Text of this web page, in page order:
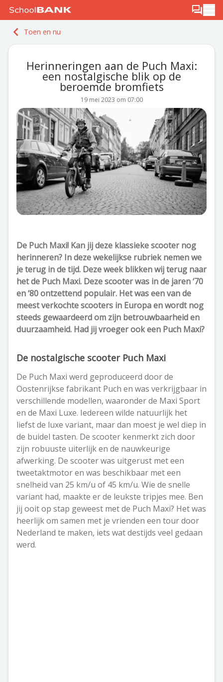
Ga naar de inhoud Berichten
Meld je gratis aan
Toen en nu
Herinneringen aan de Puch Maxi:
een nostalgische blik op de
beroemde bromfiets
19 mei 2023 om 07:00
De Puch Maxi! Kan jij deze klassieke scooter nog
herinneren? In deze wekelijkse rubriek nemen we
je terug in de tijd. Deze week blikken wij terug naar
het de Puch Maxi. Deze scooter was in de jaren ‘70
en ‘80 ontzettend populair. Het was een van de
meest verkochte scooters in Europa en wordt nog
steeds gewaardeerd om zijn betrouwbaarheid en
duurzaamheid. Had jij vroeger ook een Puch Maxi?
De nostalgische scooter Puch Maxi
De Puch Maxi werd geproduceerd door de
Oostenrijkse fabrikant Puch en was verkrijgbaar in
verschillende modellen, waaronder de Maxi Sport
en de Maxi Luxe. Iedereen wilde natuurlijk het
liefst de luxe variant, maar dan moest je wel diep in
de buidel tasten. De scooter kenmerkt zich door
zijn robuuste uiterlijk en de nauwkeurige
afwerking. De scooter was uitgerust met een
tweetaktmotor en was beschikbaar met een
snelheid van 25 km/u of 45 km/u. Wie de snelle
variant had, maakte er de leukste tripjes mee. Ben
jij ooit op stap geweest met de Puch Maxi? Het was
heerlijk om samen met je vrienden een tour door
Nederland te maken, iets wat destijds veel gedaan
werd.